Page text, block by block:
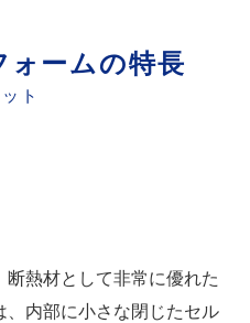
ォームの特長
ト
熱材として非常に優れた
内部に小さな閉じたセル